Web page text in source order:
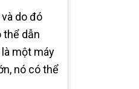
do đó
thể dẫn
một máy
nó có thể